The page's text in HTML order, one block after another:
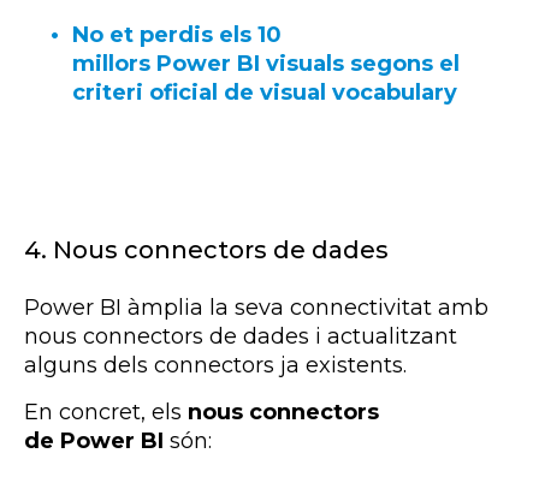
No et perdis els 10
millors Power BI visuals segons el
criteri oficial de visual vocabulary
4. Nous connectors de dades
Power BI àmplia la seva connectivitat amb
nous connectors de dades i actualitzant
alguns dels connectors ja existents.
En concret, els nous connectors
de Power BI són: